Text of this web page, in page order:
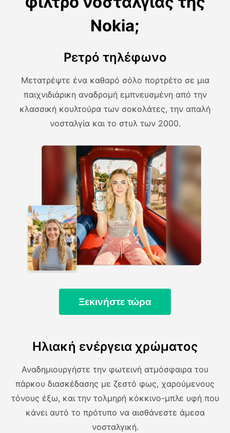
Nokia;
Ρετρό τηλέφωνο
Μετατρέψτε ένα καθαρό σόλο πορτρέτο σε μια
παιχνιδιάρικη αναδρομή εμπνευσμένη από την
κλασσική κουλτούρα των σοκολάτες, την απαλή
νοσταλγία και το στυλ των 2000.
Ξεκινήστε τώρα
Ηλιακή ενέργεια χρώματος
Αναδημιουργήστε την φωτεινή ατμόσφαιρα του
πάρκου διασκέδασης με ζεστό φως, χαρούμενους
τόνους έξω, και την τολμηρή κόκκινο-μπλε υφή που
κάνει αυτό το πρότυπο να αισθάνεστε άμεσα
νοσταλγική.